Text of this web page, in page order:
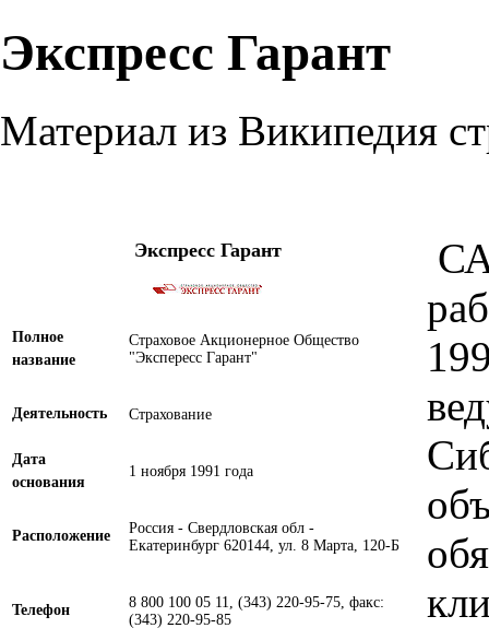
Экспресс Гарант
Материал из Википедия
Экспресс Гарант
Полное
название
Страховое Акционерное Общество
"Экспересс Гарант"
Деятельность Страхование
Дата
основания
1 ноября 1991 года
Расположение Россия -Свердловская обл -
Екатеринбург 620144, ул. 8 Марта, 120-Б
Телефон
8 800 100 05 11, (343) 220-95-75, факс:
(343) 220-95-85